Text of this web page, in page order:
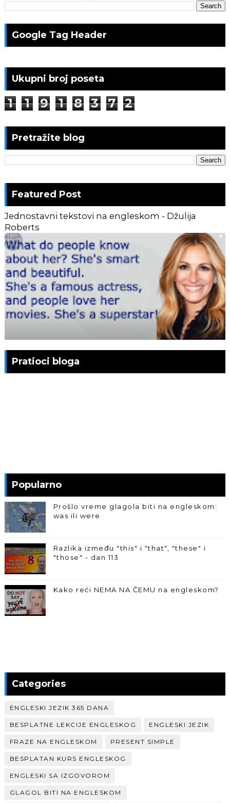
Google Tag Header
Ukupni broj poseta
1 1 9 1 8 3 7 2
Pretražite blog
Featured Post
Jednostavni tekstovi na engleskom - Džulija
Roberts
Pratioci bloga
Popularno
Prošlo vreme glagola biti na engleskom:
was ili were
Razlika između "this" i "that", "these" i
"those" - dan 113
Kako reći NEMA NA ČEMU na engleskom?
Categories
ENGLESKI JEZIK 365 DANA
BESPLATNE LEKCIJE ENGLESKOG ENGLESKI JEZIK
FRAZE NA ENGLESKOM PRESENT SIMPLE
BESPLATAN KURS ENGLESKOG
ENGLESKI SA IZGOVOROM
GLAGOL BITI NA ENGLESKOM